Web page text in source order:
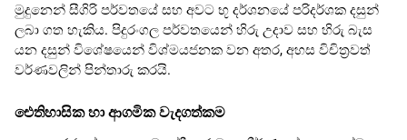
මුදුනෙන් සීගිරි පර්වතයේ සහ අවට භූ දර්ශනයේ පරිදර්ශක දසුන්
ලබා ගත හැකිය. පිදුරංගල පර්වතයෙන් හිරු උදාව සහ හිරු බැස
යන දසුන් විශේෂයෙන් විශ්මයජනක වන අතර, අහස විචිත්‍රවත්
වර්ණවලින් පින්තාරු කරයි.
ඓතිහාසික හා ආගමික වැදගත්කම